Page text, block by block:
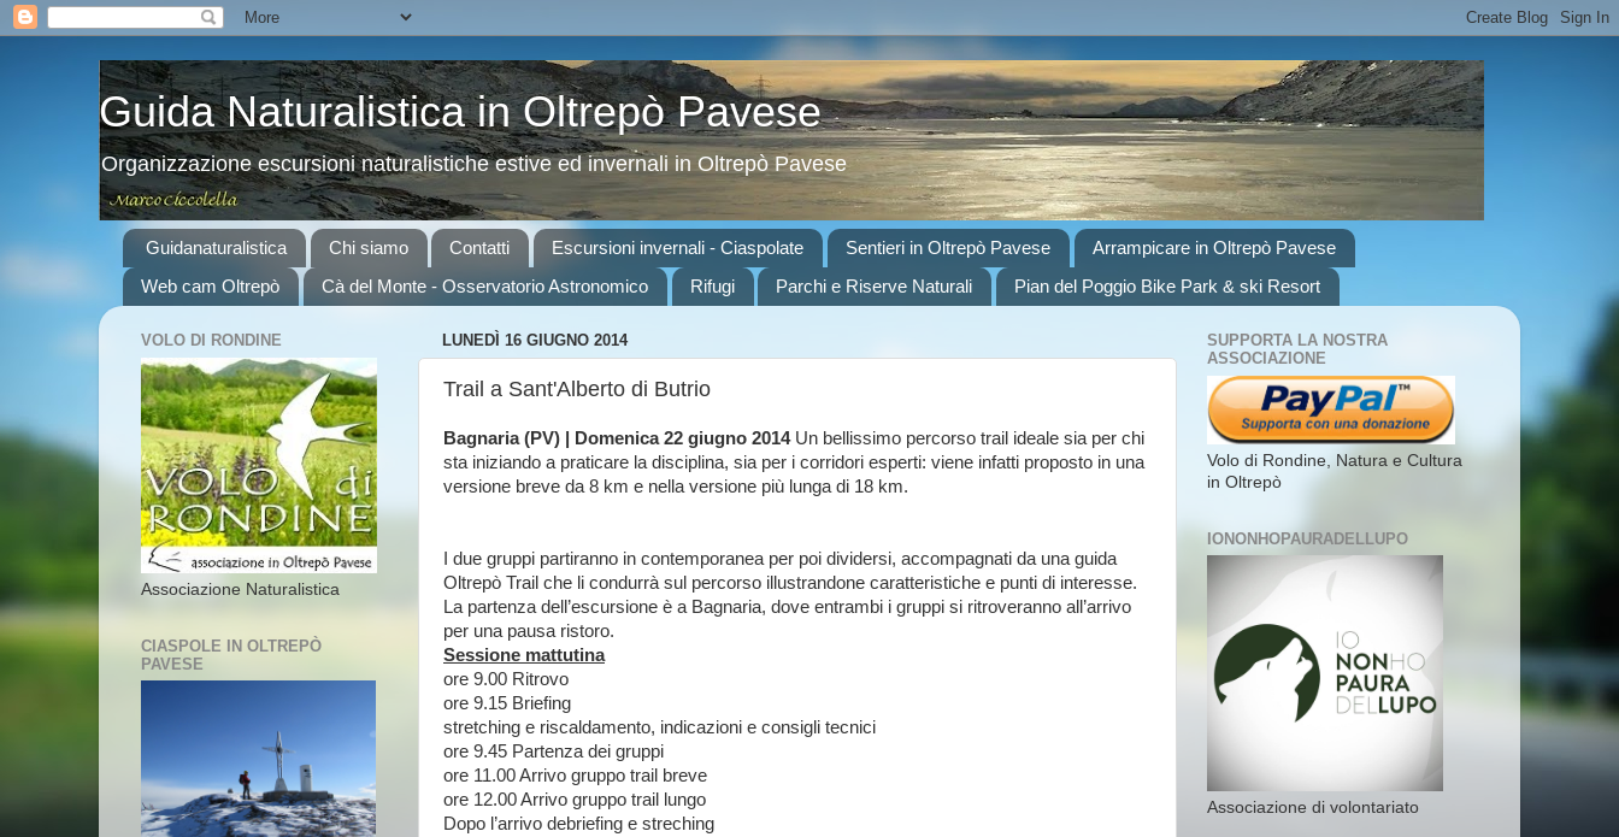
Guida Naturalistica in Oltrepò Pavese
Organizzazione escursioni naturalistiche estive ed invernali in Oltrepò Pavese
Guidanaturalistica Chi siamo Contatti Escursioni invernali - Ciaspolate Sentieri in Oltrepò Pavese
Arrampicare in Oltrepò Pavese
Web cam Oltrepò
Cà del Monte - Osservatorio Astronomico Rifugi Parchi e Riserve Naturali Pian del Poggio Bike Park & ski Resort
LUNEDÌ 16 GIUGNO 2014
Trail a Sant'Alberto di Butrio
Bagnaria (PV) | Domenica 22 giugno 2014Un bellissimo percorso trail ideale sia per chi
sta iniziando a praticare la disciplina, sia per i corridori esperti: viene infatti proposto in una
versione breve da 8 km e nella versione più lunga di 18 km.
I due gruppi partiranno in contemporanea per poi dividersi, accompagnati da una guida
Oltrepò Trail che li condurrà sul percorso illustrandone caratteristiche e punti di interesse.
La partenza dell’escursione è a Bagnaria, dove entrambi i gruppi si ritroveranno all’arrivo
per una pausa ristoro.
Sessione mattutina
ore 9.00 Ritrovo
ore 9.15 Briefing
stretching e riscaldamento, indicazioni e consigli tecnici
ore 9.45 Partenza dei gruppi
ore 11.00 Arrivo gruppo trail breve
ore 12.00 Arrivo gruppo trail lungo
Dopo l’arrivo debriefing e streching
VOLO DI RONDINE
Associazione Naturalistica
CIASPOLE IN OLTREPÒ
PAVESE
SUPPORTA LA NOSTRA
ASSOCIAZIONE
Volo di Rondine, Natura e Cultura
in Oltrepò
IONONHOPAURADELLUPO
Associazione di volontariato